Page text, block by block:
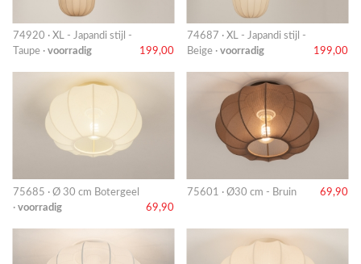
74920 · XL - Japandi stijl -
Taupe · voorradig 199,00
74687 · XL - Japandi stijl -
Beige · voorradig 199,00
75685 · Ø 30 cm Botergeel
· voorradig 69,90
75601 · Ø30 cm - Bruin 69,90